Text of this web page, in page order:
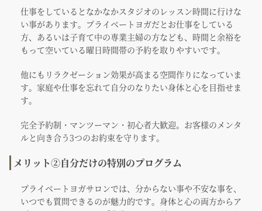
仕事をしているとなかなかスタジオのレッスン時間に行けな
い事があります。プライベートヨガだとお仕事をしている
方、あるいは子育て中の専業主婦の方なども、時間と余裕を
もって空いている曜日時間帯の予約を取りやすいです。
他にもリラクゼーション効果が高まる空間作りになっていま
す。家庭や仕事を忘れて自分のなりたい身体と心を目指せま
す。
完全予約制・マンツーマン・初心者大歓迎。お客様のメンタ
ルと向き合う3つのお約束を守ります。
メリット②自分だけの特別のプログラム
プライベートヨガサロンでは、分からない事や不安な事を、
いつでも質問できるのが魅力的です。身体と心の両方からア